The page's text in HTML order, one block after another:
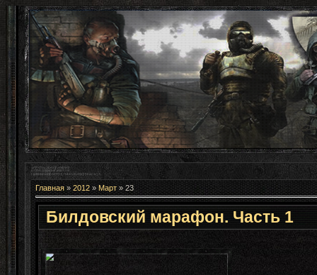
Главная» 2012 » Март » 23
Билдовский марафон. Часть 1